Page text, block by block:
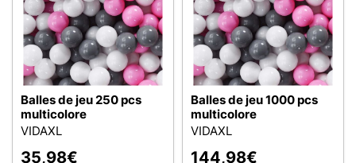
Balles de jeu 250 pcs
multicolore
VIDAXL
35,98€
Balles de jeu 1000 pcs
multicolore
VIDAXL
144,98€